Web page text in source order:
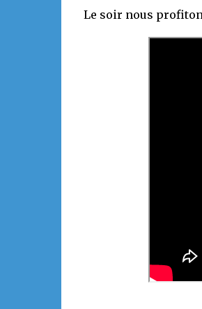
Le soir nous